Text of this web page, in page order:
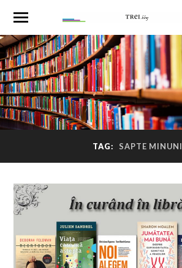
TAG: SAPTE MINUNI